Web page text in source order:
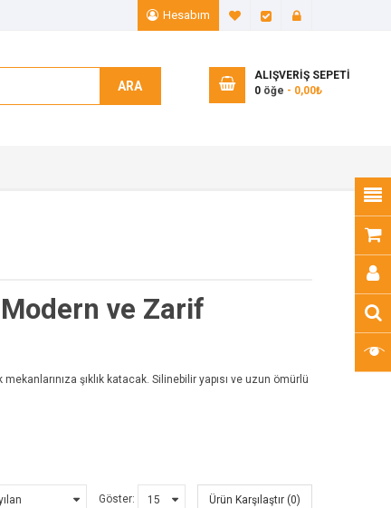
Hesabım A. Listem (0)
Ödeme
ARA
ALIŞVERIŞ SEPETI
0 öğe - 0,00₺
Modern ve Zarif
mekanlarınıza şıklık katacak. Silinebilir yapısı ve uzun ömürlü
Göster: Ürün Karşılaştır (0)